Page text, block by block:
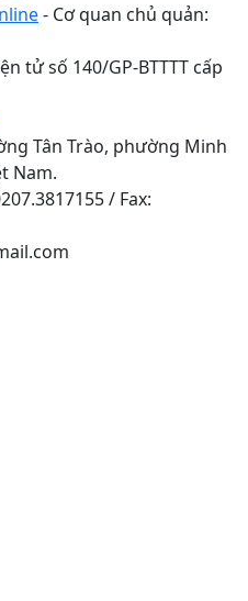
- Cơ quan chủ quản:
tử số 140/GP-BTTTT cấp
Tân Trào, phường Minh
Nam.
/ Fax: